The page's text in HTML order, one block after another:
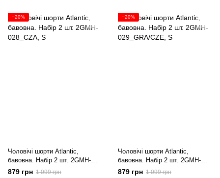
−20%
Чоловічі шорти Atlantic,
бавовна. Набір 2 шт. 2GMH-
028_CZA, S
879 грн 1 099 грн
−20%
Чоловічі шорти Atlantic,
бавовна. Набір 2 шт. 2GMH-
029_GRA/CZE, S
879 грн 1 099 грн